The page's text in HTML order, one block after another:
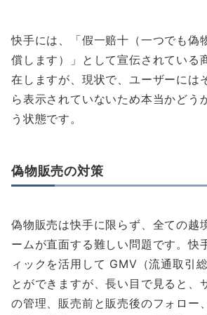
快手には、「假一赔十（一つでも偽
償します）」として宣伝されている
在しますが、現状で、ユーザーには
ら表示されていないため本当かどう
う状態です。
偽物販売の対策
偽物販売は快手に限らず、全ての越
ームが直面する難しい問題です。快
ィックを活用して GMV（流通取引
とができますが、長い目で見ると、
の管理、販売前と販売後のフォロー